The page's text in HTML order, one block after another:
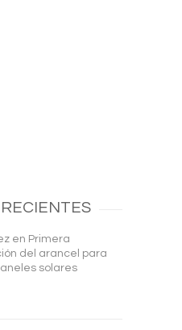
en Primera
del arancel para
solares